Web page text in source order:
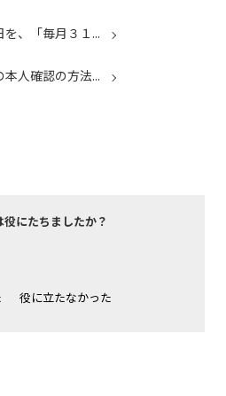
、「毎月３１...
人確認の方法...
役にたちましたか？
役に立たなかった